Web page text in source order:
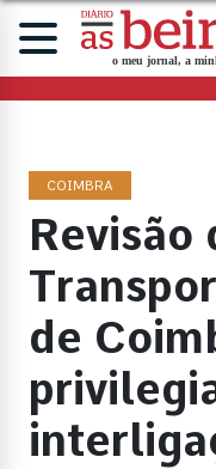
COIMBRA
Revisão
de